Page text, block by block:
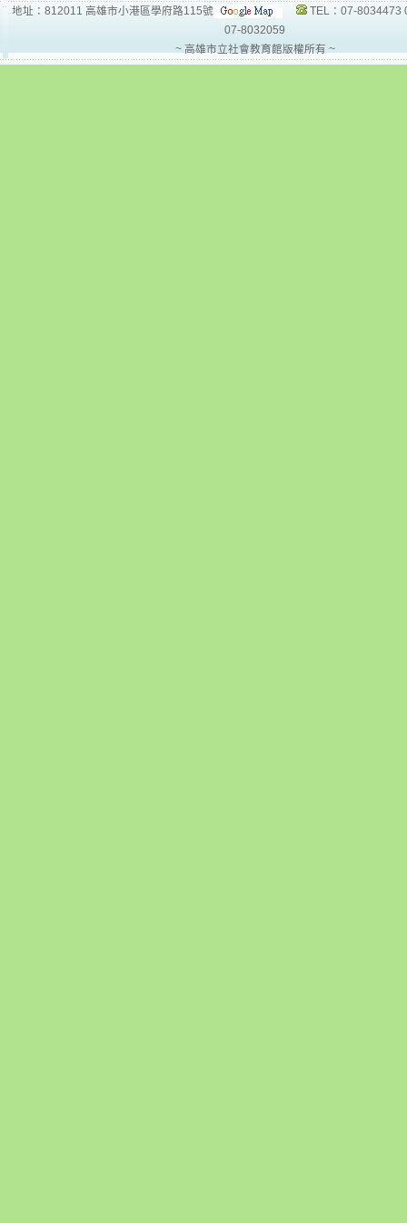
地址：812011 高雄市小港區學府路115號
TEL：07-8034473
07-8032059
~ 高雄市立社會教育館版權所有 ~